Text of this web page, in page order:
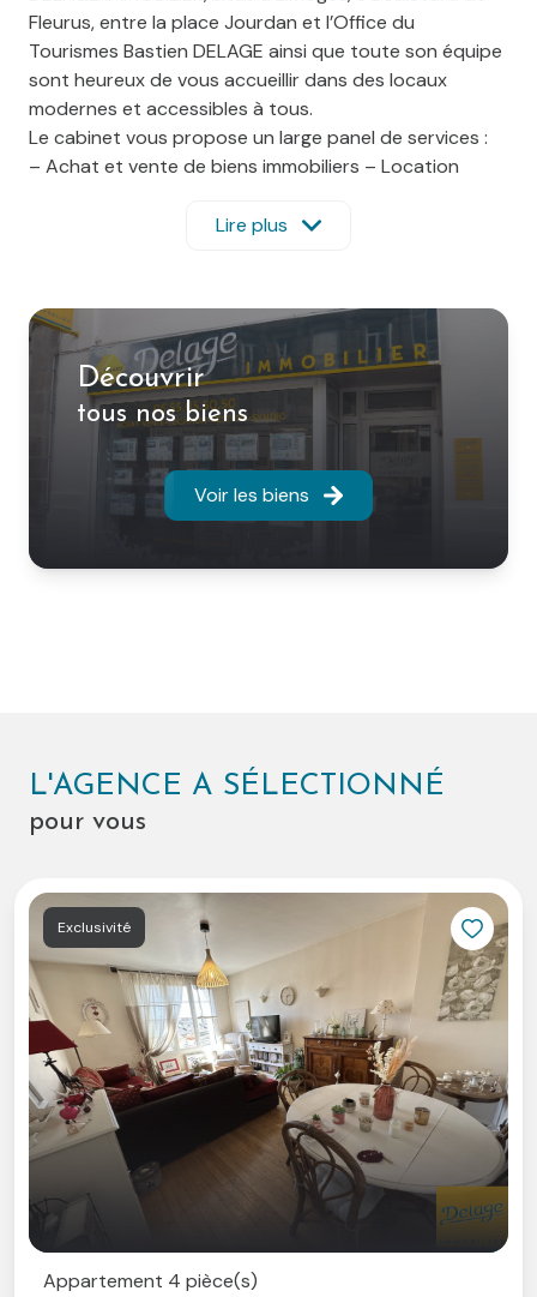
Découvrir
tous nos biens
Voir les biens
Fleurus, entre la place Jourdan et l’Office du
Tourismes Bastien DELAGE ainsi que toute son équipe
sont heureux de vous accueillir dans des locaux
modernes et accessibles à tous.
Le cabinet vous propose un large panel de services :
– Achat et vente de biens immobiliers – Location
– Syndic de copropriétés
Venez découvrir nos annonces de ventes et de
locations à Limoges et ses alentours ; appartements
types studio, T1, T2, T3, T4, T5, meublés, résidences de
standing, pavillons, maisons de ville, maisons
bourgeoises, immeubles de rapport, terrains, locaux
commerciaux, bureaux, garages, parkings…
Vous souhaitez vendre, acheter ou louer votre bien,
faire gérer votre patrimoine immobilier, nous sommes
Vous bénéficierez de professionnels réactifs,
12h00 et de 14h00 à 19h00 et le samedi sur rendez-
vous.
A très vite.
Lire plus
L'AGENCE A SÉLECTIONNÉ
pour vous
Exclusivité
Appartement 4 pièce(s)